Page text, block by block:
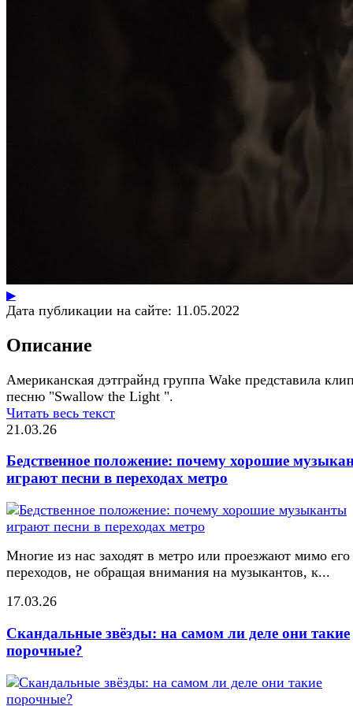
▶
Дата публикации на сайте: 11.05.2022
Описание
Американская дэтграйнд группа Wake представила
песню "Swallow the Light ".
Читать весь текст
21.03.26
Бедственное положение: почему хорошие
играют песни в переходах метро
Многие из нас заходят в метро или проезжают мимо его
переходов, не обращая внимания на музыкантов, к...
17.03.26
Скандальные звёзды: на самом ли деле они такие
порочные?